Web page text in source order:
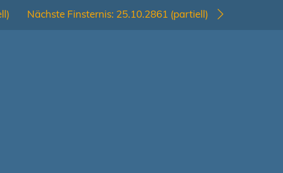
Nächste Finsternis: 25.10.2861 (partiell)